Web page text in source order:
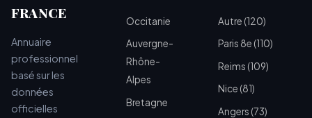
FRANCE
Annuaire
professionnel
basé sur les
données
officielles
Occitanie
Auvergne-
Rhône-
Alpes
Bretagne
Autre (120)
Paris 8e (110)
Reims (109)
Nice (81)
Angers (73)